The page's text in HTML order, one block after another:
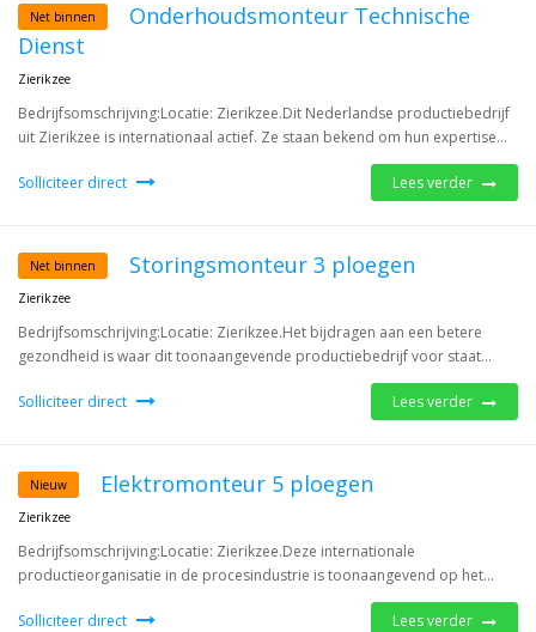
Net binnen
Onderhoudsmonteur Technische
Dienst
Zierikzee
Bedrijfsomschrijving:Locatie: Zierikzee.Dit Nederlandse productiebedrijf
uit Zierikzee is internationaal actief. Ze staan bekend om hun expertise...
Solliciteer direct Lees verder
Net binnen Storingsmonteur 3 ploegen
Zierikzee
Bedrijfsomschrijving:Locatie: Zierikzee.Het bijdragen aan een betere
gezondheid is waar dit toonaangevende productiebedrijf voor staat...
Solliciteer direct Lees verder
Nieuw Elektromonteur 5 ploegen
Zierikzee
Bedrijfsomschrijving:Locatie: Zierikzee.Deze internationale
productieorganisatie in de procesindustrie is toonaangevend op het...
Solliciteer direct Lees verder